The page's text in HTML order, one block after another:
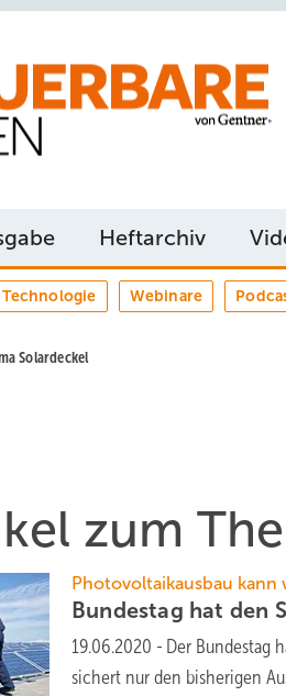
Heftarchiv
Technologie Webinare
Solardeckel
zum
Photovoltaikausbau kann
Bundestag hat den
19.06.2020 - Der Bundestag
sichert nur den bisherigen